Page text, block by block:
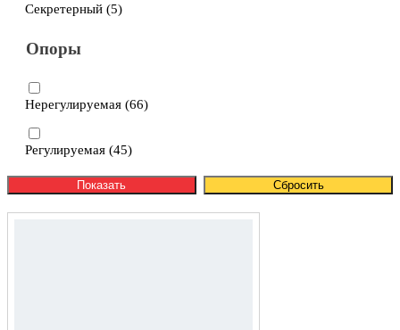
Секретерный (5)
Опоры
Нерегулируемая (66)
Регулируемая (45)